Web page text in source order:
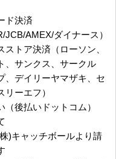
ド決済
JCB/AMEX/ダイナース）
ストア決済（ローソン、
、サンクス、サークル
、デイリーヤマザキ、セ
ーエフ）
（後払いドットコム）
)キャッチボールより請